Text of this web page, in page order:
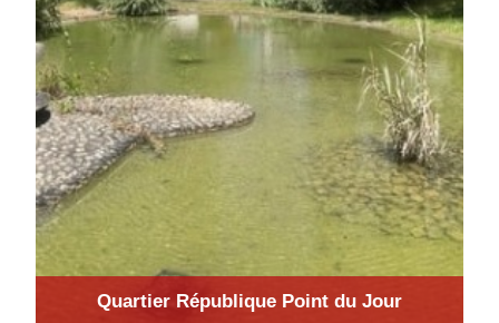
Quartier République Point du Jour